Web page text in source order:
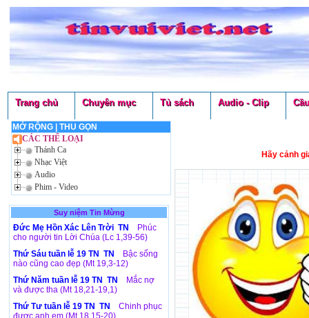
Trang chủ Chuyên mục Tủ sách Audio - Clip
MỞ RỘNG| THU GỌN
CÁC THỂ LOẠI
Thánh Ca
Nhạc Việt
Audio
Phim - Video
Suy niệm Tin Mừng
Đức Mẹ Hồn Xác Lên Trời TN
Phúc
cho người tin Lời Chúa (Lc 1,39-56)
Thứ Sáu tuần lễ 19 TN TN
Bậc sống
nào cũng cao đẹp (Mt 19,3-12)
Thứ Năm tuần lễ 19 TN TN
Mắc nợ
và được tha (Mt 18,21-19,1)
Thứ Tư tuần lễ 19 TN TN
Chinh phục
được anh em (Mt 18,15-20)
Hãy cảnh